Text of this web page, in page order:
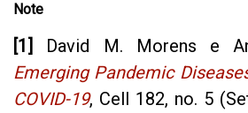
Note
[1]
David M. Morens e
Emerging Pandemic
COVID-19, Cell 182, no. 5